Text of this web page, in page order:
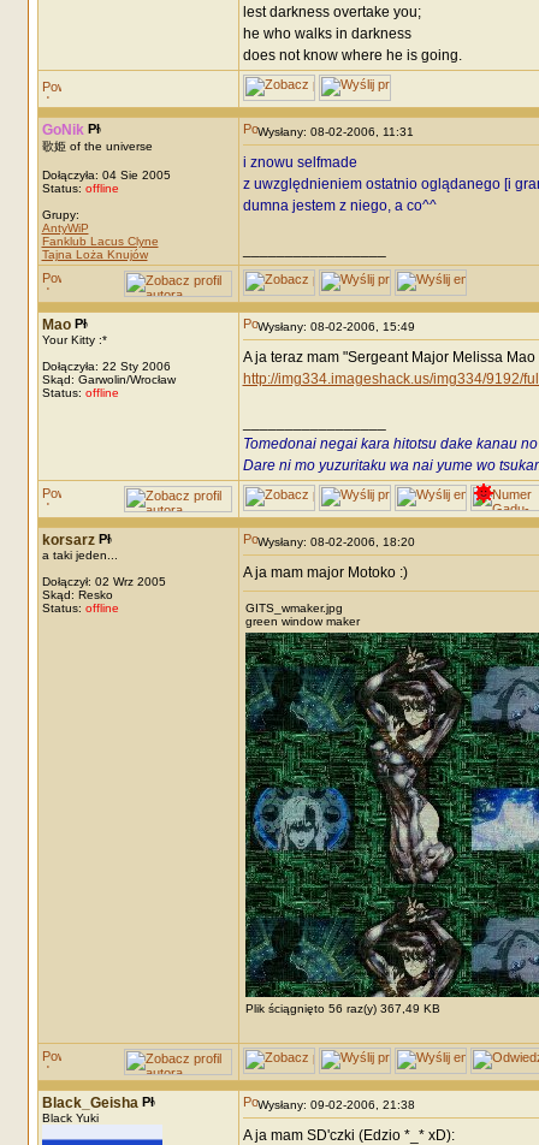
lest darkness overtake you;
he who walks in darkness
does not know where he is going.
GoNik
歌姫 of the universe
Dołączyła: 04 Sie 2005
Status: offline
Grupy:
AntyWiP
Fanklub Lacus Clyne
Tajna Loża Knujów
Wysłany: 08-02-2006, 11:31
i znowu selfmade
z uwzględnieniem ostatnio oglądanego [i
dumna jestem z niego, a co^^
Mao
Your Kitty :*
Dołączyła: 22 Sty 2006
Skąd: Garwolin/Wrocław
Status: offline
Wysłany: 08-02-2006, 15:49
A ja teraz mam "Sergeant Major Melissa Mao
http://img334.imageshack.us/img334/9192/
Tomedonai negai kara hitotsu dake kanau
Dare ni mo yuzuritaku wa nai yume wo
korsarz
a taki jeden...
Dołączył: 02 Wrz 2005
Skąd: Resko
Status: offline
Wysłany: 08-02-2006, 18:20
A ja mam major Motoko :)
GITS_wmaker.jpg
green window maker
Plik ściągnięto 56 raz(y) 367,49 KB
Black_Geisha
Black Yuki
Wysłany: 09-02-2006, 21:38
A ja mam SD'czki (Edzio *_* xD):